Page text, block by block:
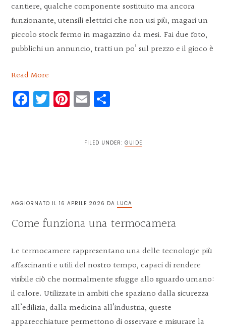
cantiere, qualche componente sostituito ma ancora
funzionante, utensili elettrici che non usi più, magari un
piccolo stock fermo in magazzino da mesi. Fai due foto,
pubblichi un annuncio, tratti un po’ sul prezzo e il gioco è
Read More
Facebook
Twitter
Pinterest
Email
FILED UNDER: GUIDE
AGGIORNATO IL16 APRILE 2026 DA LUCA
Come funziona una termocamera
Le termocamere rappresentano una delle tecnologie più
affascinanti e utili del nostro tempo, capaci di rendere
visibile ciò che normalmente sfugge allo sguardo umano:
il calore. Utilizzate in ambiti che spaziano dalla sicurezza
all’edilizia, dalla medicina all’industria, queste
apparecchiature permettono di osservare e misurare la